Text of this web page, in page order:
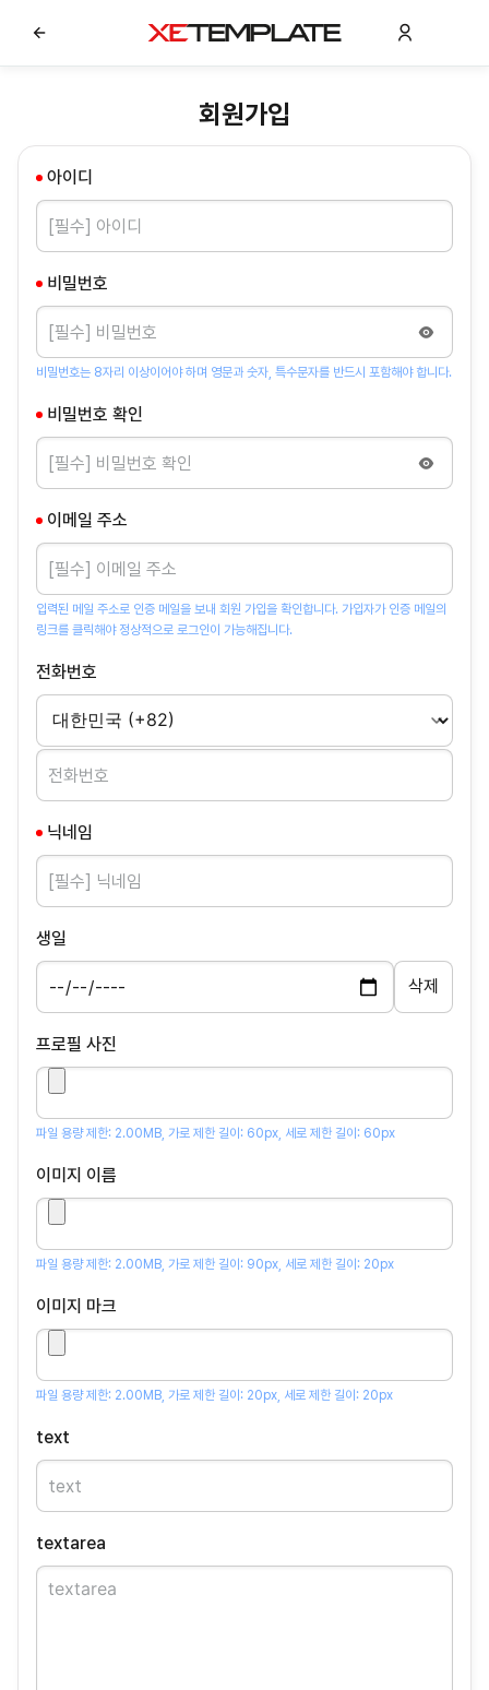
회원가입
아이디
비밀번호
비밀번호는 8자리 이상이어야 하며 영문과 숫자, 특수문자를 반드시 포함해야 합니다.
비밀번호 확인
이메일 주소
입력된 메일 주소로 인증 메일을 보내 회원 가입을 확인합니다. 가입자가 인증 메일의
링크를 클릭해야 정상적으로 로그인이 가능해집니다.
전화번호
닉네임
생일
프로필 사진
파일 용량 제한: 2.00MB, 가로 제한 길이: 60px, 세로 제한 길이: 60px
이미지 이름
파일 용량 제한: 2.00MB, 가로 제한 길이: 90px, 세로 제한 길이: 20px
이미지 마크
파일 용량 제한: 2.00MB, 가로 제한 길이: 20px, 세로 제한 길이: 20px
text
textarea